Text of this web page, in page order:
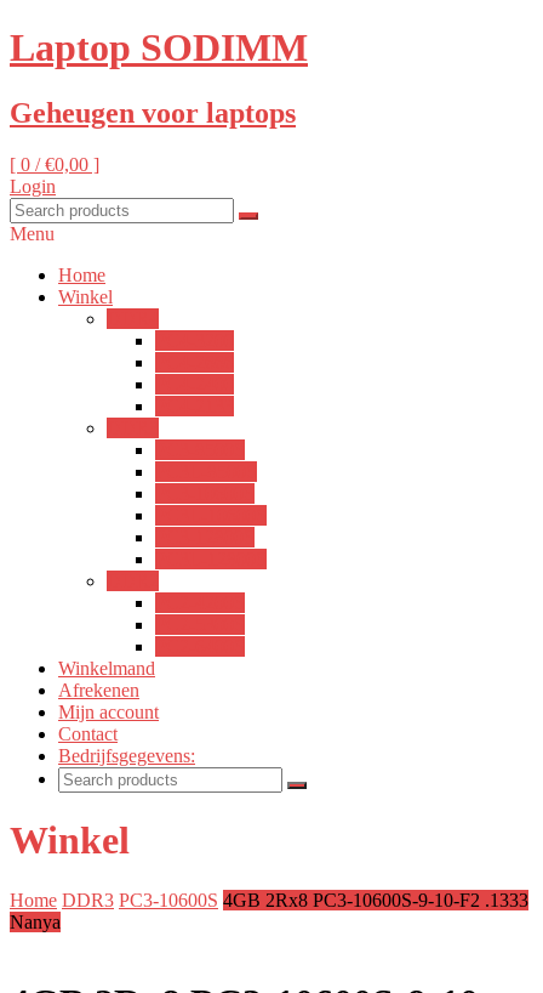
Laptop SODIMM
Geheugen voor laptops
[ 0 /€0,00 ]
Login
Menu
Home
Winkel
Winkelmand
Afrekenen
Mijn account
Contact
Bedrijfsgegevens:
Winkel
Home DDR3 PC3-10600S 4GB 2Rx8 PC3-10600S-9-10-F2 .1333
Nanya